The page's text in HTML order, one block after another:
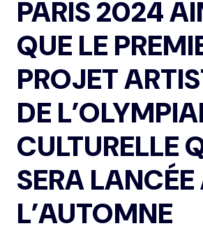
PARIS 2024
QUE LE
PROJET
DE
CULTURELLE
SERA LANCÉE
L’AUTOMNE